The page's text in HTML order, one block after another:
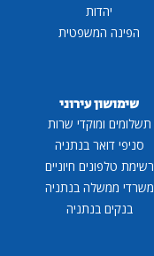
יהדות
הפינה המשפטית
שימושון עירוני
תשלומים ומוקדי שרות
סניפי דואר בנתניה
רשימת טלפונים חיוניים
משרדי ממשלה בנתניה
בנקים בנתניה